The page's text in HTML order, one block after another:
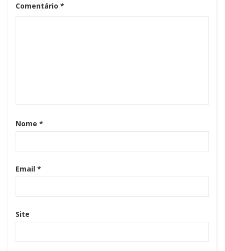
Comentário *
Nome *
Email *
Site